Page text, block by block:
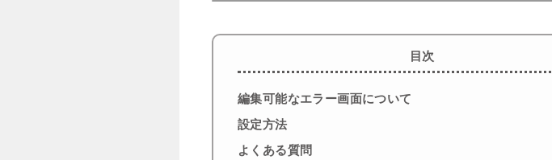
目次
編集可能なエラー画面について
設定方法
よくある質問